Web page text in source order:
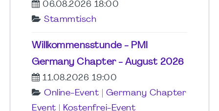
06.08.2026 18:00
Stammtisch
Willkommensstunde - PMI
Germany Chapter - August 2026
11.08.2026 19:00
Online-Event
Germany Chapter
Event
Kostenfrei-Event